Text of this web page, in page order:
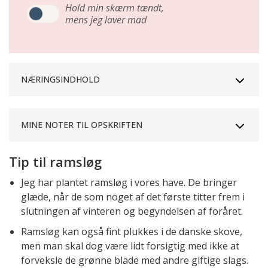
Hold min skærm tændt,
mens jeg laver mad
NÆRINGSINDHOLD
MINE NOTER TIL OPSKRIFTEN
Tip til ramsløg
Jeg har plantet ramsløg i vores have. De bringer
glæde, når de som noget af det første titter frem i
slutningen af vinteren og begyndelsen af foråret.
Ramsløg kan også fint plukkes i de danske skove,
men man skal dog være lidt forsigtig med ikke at
forveksle de grønne blade med andre giftige slags.